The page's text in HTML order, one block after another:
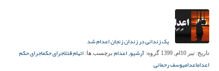
یک زندانی در زندان زنجان اعدام شد
تاریخ: تیر 10ام, 1399 گروه: آرشیو, اعدام برچسب ها: اتهام قتلاجرای حکماجرای حکم
اعداماعدامیوسف رحمانی